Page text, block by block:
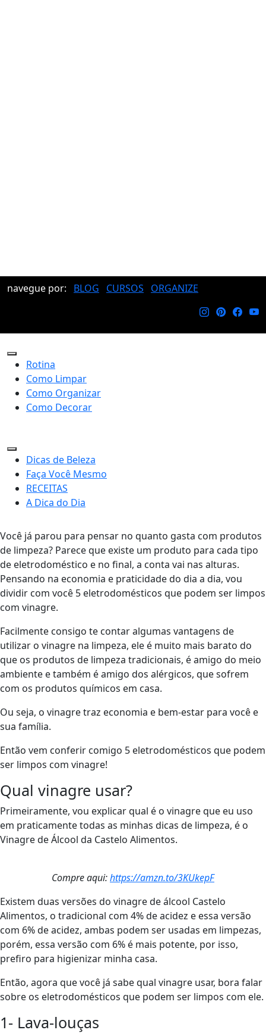
navegue por: BLOG CURSOS ORGANIZE
Rotina
Como Limpar
Como Organizar
Como Decorar
Dicas de Beleza
Faça Você Mesmo
RECEITAS
A Dica do Dia
Você já parou para pensar no quanto gasta com produtos
de limpeza? Parece que existe um produto para cada tipo
de eletrodoméstico e no final, a conta vai nas alturas.
Pensando na economia e praticidade do dia a dia, vou
dividir com você 5 eletrodomésticos que podem ser limpos
com vinagre.
Facilmente consigo te contar algumas vantagens de
utilizar o vinagre na limpeza, ele é muito mais barato do
que os produtos de limpeza tradicionais, é amigo do meio
ambiente e também é amigo dos alérgicos, que sofrem
com os produtos químicos em casa.
Ou seja, o vinagre traz economia e bem-estar para você e
sua família.
Então vem conferir comigo 5 eletrodomésticos que podem
ser limpos com vinagre!
Qual vinagre usar?
Primeiramente, vou explicar qual é o vinagre que eu uso
em praticamente todas as minhas dicas de limpeza, é o
Vinagre de Álcool da Castelo Alimentos.
Compre aqui:https://amzn.to/3KUkepF
Existem duas versões do vinagre de álcool Castelo
Alimentos, o tradicional com 4% de acidez e essa versão
com 6% de acidez, ambas podem ser usadas em limpezas,
porém, essa versão com 6% é mais potente, por isso,
prefiro para higienizar minha casa.
Então, agora que você já sabe qual vinagre usar, bora falar
sobre os eletrodomésticos que podem ser limpos com ele.
1- Lava-louças